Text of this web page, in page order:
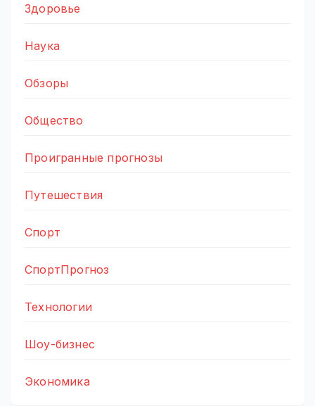
Здоровье
Наука
Обзоры
Общество
Проигранные прогнозы
Путешествия
Спорт
СпортПрогноз
Технологии
Шоу-бизнес
Экономика